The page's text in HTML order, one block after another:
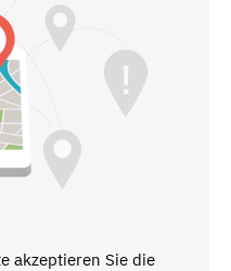
akzeptieren Sie die